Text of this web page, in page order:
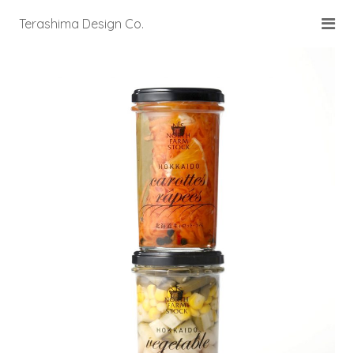
Terashima Design Co.